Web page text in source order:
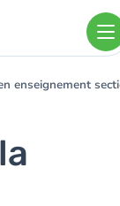
enseignement